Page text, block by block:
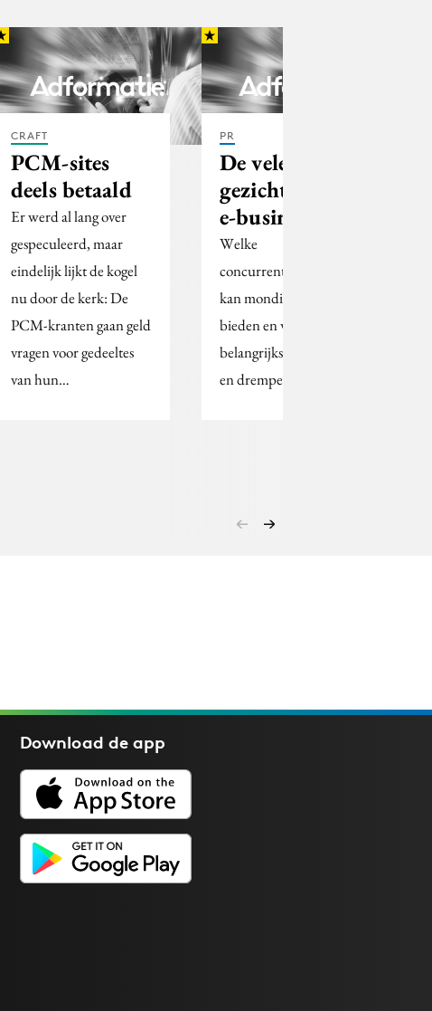
CRAFT
PCM-sites
deels betaald
Er werd al lang over
gespeculeerd, maar
eindelijk lijkt de kogel
nu door de kerk: De
PCM-kranten gaan geld
vragen voor gedeeltes
van hun…
PR
De vele
gezichten van
e-business
Welke
concurrentievoordelen
kan mondiale e-business
bieden en wat zijn de
belangrijkste applicaties
en drempels?
Download deapp